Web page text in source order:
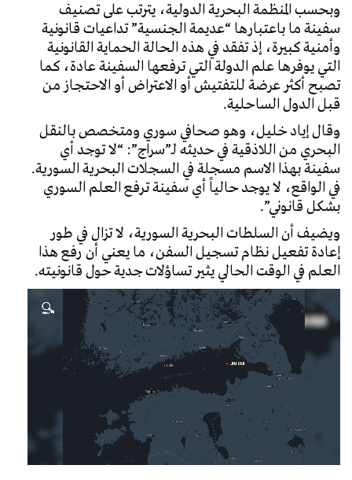
وبحسب المنظمة البحرية الدولية، يترتب على تصنيف
سفينة ما باعتبارها “عديمة الجنسية” تداعيات قانونية
وأمنية كبيرة، إذ تفقد في هذه الحالة الحماية القانونية
التي يوفرها علم الدولة التي ترفعها السفينة عادة، كما
تصبح أكثر عرضة للتفتيش أو الاعتراض أو الاحتجاز من
قبل الدول الساحلية.
وقالإياد خليل، وهو صحافي سوري ومتخصص بالنقل
البحري من اللاذقية في حديثه لـ”سراج”: “لا توجد أي
سفينة بهذا الاسم مسجلة في السجلات البحرية السورية.
في الواقع، لا يوجد حالياً أي سفينة ترفع العلم السوري
بشكل قانوني”.
ويضيف أن السلطات البحرية السورية، لا تزال في طور
إعادة تفعيل نظام تسجيل السفن، ما يعني أن رفع هذا
العلم في الوقت الحالي يثير تساؤلات جدية حول قانونيته.